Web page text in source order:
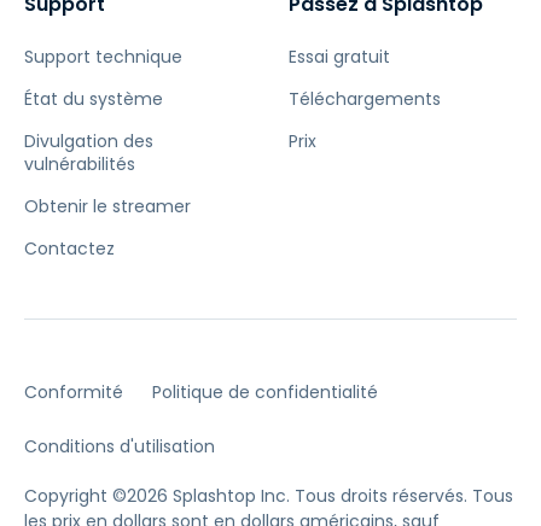
Support technique
État du système
Divulgation des
vulnérabilités
Obtenir le streamer
Contactez
Essai gratuit
Téléchargements
Prix
Conformité Politique de confidentialité
Conditions d'utilisation
Copyright ©2026 Splashtop Inc. Tous droits réservés. Tous
les prix en dollars sont en dollars américains, sauf